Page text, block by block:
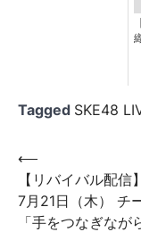
Tagged SKE48
投
稿
ナ
⟵
【リバイバル配信
7月21日（木） チ
「手をつなぎなが